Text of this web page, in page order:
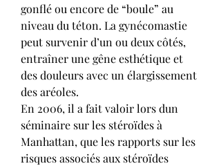
gonflé ou encore de “boule” au
niveau du téton. La gynécomastie
peut survenir d’un ou deux côtés,
entraîner une gêne esthétique et
des douleurs avec un élargissement
des aréoles.
En 2006, il a fait valoir lors dun
séminaire sur les stéroïdes à
Manhattan, que les rapports sur les
risques associés aux stéroïdes